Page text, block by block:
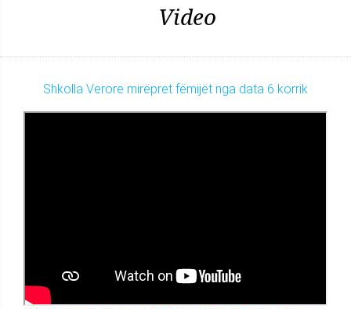
Video
Shkolla Verore mirëpret fëmijët nga data 6 korrik